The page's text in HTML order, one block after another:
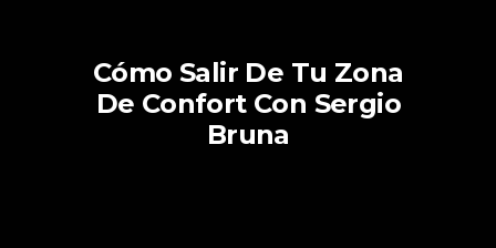
Cómo Salir De Tu Zona
De Confort Con Sergio
Bruna